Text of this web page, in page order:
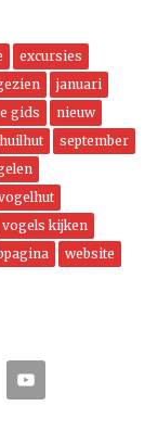
excursies
januari
gids
nieuw
september
vogels kijken
website